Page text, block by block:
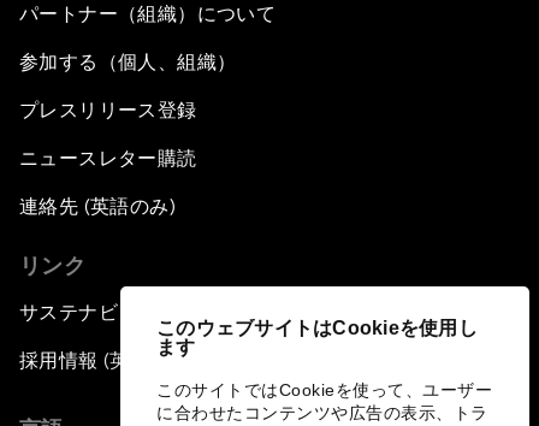
このウェブサイトはCookieを使用し
ます
このサイトではCookieを使って、ユーザー
に合わせたコンテンツや広告の表示、トラ
パートナー（組織）について
参加する（個人、組織）
プレスリリース登録
ニュースレター購読
連絡先 (英語のみ)
リンク
サステナビリティへの取り組み
採用情報 (英語のみ)